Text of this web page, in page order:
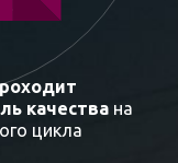
качества на
цикла